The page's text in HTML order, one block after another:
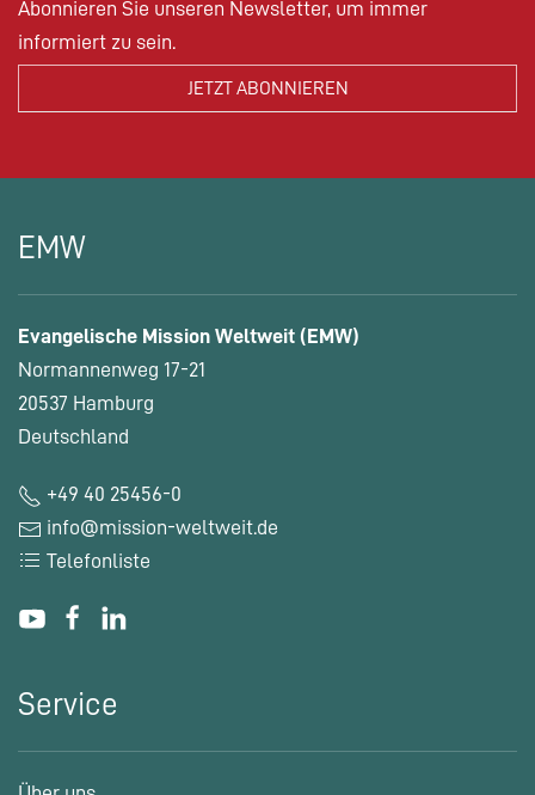
Abonnieren Sie unseren Newsletter, um immer
informiert zu sein.
EMW
Evangelische Mission Weltweit (EMW)
Normannenweg 17-21
20537 Hamburg
Deutschland
+49 40 25456-0
info@mission-weltweit.de
Telefonliste
Service